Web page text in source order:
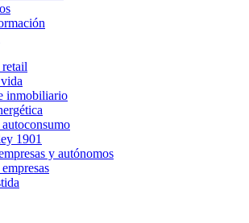
inmobiliario
1901
y autónomos